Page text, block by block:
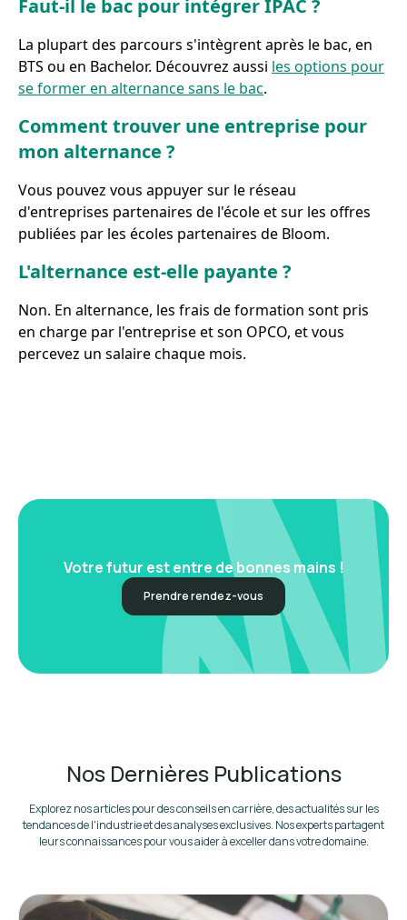
Faut-il le bac pour intégrer IPAC ?
La plupart des parcours s'intègrent après le bac, en
BTS ou en Bachelor. Découvrez aussi les options pour
se former en alternance sans le bac.
Comment trouver une entreprise pour
mon alternance ?
Vous pouvez vous appuyer sur le réseau
d'entreprises partenaires de l'école et sur les offres
publiées par les écoles partenaires de Bloom.
L'alternance est-elle payante ?
Non. En alternance, les frais de formation sont pris
en charge par l'entreprise et son OPCO, et vous
percevez un salaire chaque mois.
Votre futur est entre de bonnes mains !
Prendre rendez-vous
Nos Dernières Publications
Explorez nos articles pour des conseils en carrière, des actualités sur les
tendances de l'industrie et des analyses exclusives. Nos experts partagent
leurs connaissances pour vous aider à exceller dans votre domaine.